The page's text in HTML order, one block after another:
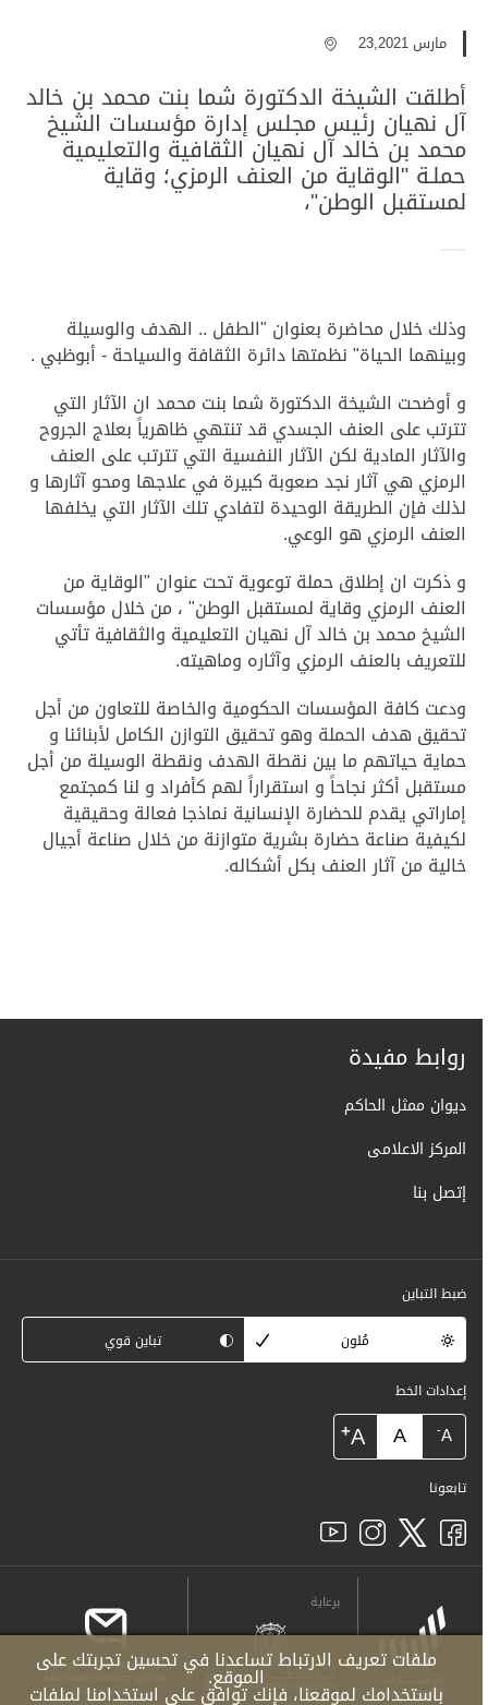
مارس 23,2021
أطلقت الشيخة الدكتورة شما بنت محمد بن خالد
آل نهيان رئيس مجلس إدارة مؤسسات الشيخ
محمد بن خالد آل نهيان الثقافية والتعليمية
حملـة "الوقاية من العنف الرمزي؛ وقاية
لمستقبل الوطن"،
وذلك خلال محاضرة بعنوان "الطفل .. الهدف والوسيلة
وبينهما الحياة" نظمتها دائرة الثقافة والسياحة - أبوظبي .
و أوضحت الشيخة الدكتورة شما بنت محمد ان الآثار التي
تترتب على العنف الجسدي قد تنتهي ظاهرياً بعلاج الجروح
والآثار المادية لكن الآثار النفسية التي تترتب على العنف
الرمزي هي آثار نجد صعوبة كبيرة في علاجها ومحو آثارها و
لذلك فإن الطريقة الوحيدة لتفادي تلك الآثار التي يخلفها
العنف الرمزي هو الوعي.
و ذكرت ان إطلاق حملة توعوية تحت عنوان "الوقاية من
العنف الرمزي وقاية لمستقبل الوطن" ، من خلال مؤسسات
الشيخ محمد بن خالد آل نهيان التعليمية والثقافية تأتي
للتعريف بالعنف الرمزي وآثاره وماهيته.
ودعت كافة المؤسسات الحكومية والخاصة للتعاون من أجل
تحقيق هدف الحملة وهو تحقيق التوازن الكامل لأبنائنا و
حماية حياتهم ما بين نقطة الهدف ونقطة الوسيلة من أجل
مستقبل أكثر نجاحاً و استقراراً لهم كأفراد و لنا كمجتمع
إماراتي يقدم للحضارة الإنسانية نماذجا فعالة وحقيقية
لكيفية صناعة حضارة بشرية متوازنة من خلال صناعة أجيال
خالية من آثار العنف بكل أشكاله.
روابط مفيدة
ديوان ممثل الحاكم
المركز الاعلامى
إتصل بنا
ضبط التباين
مُلون
تباين قوي
إعدادات الخط
A
-
A
A
+
تابعونا
برعاية
ملفات تعريف الارتباط تساعدنا في تحسين تجربتك على
الموقع.
باستخدامك لموقعنا، فإنك توافق على استخدامنا لملفات